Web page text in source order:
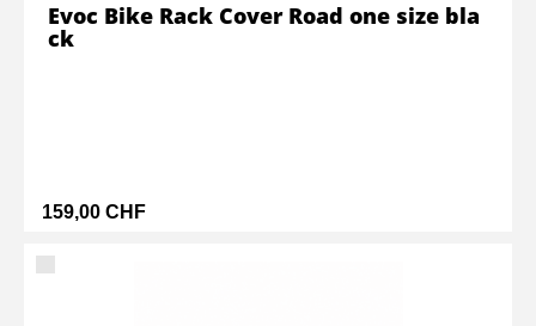
159,00 CHF
Evoc Bike Rack Cover Road one size bla
ck